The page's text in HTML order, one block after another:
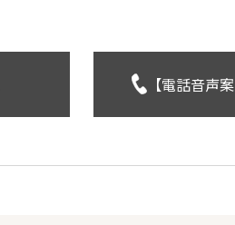
【電話音声